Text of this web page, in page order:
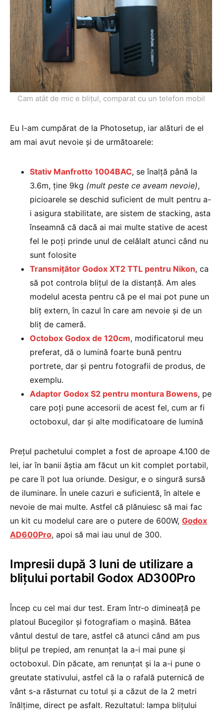
Cam atât de mic e blițul, comparat cu un telefon mobil
Eu l-am cumpărat de la Photosetup, iar alături de el
am mai avut nevoie și de următoarele:
Stativ Manfrotto 1004BAC, se înalță până la
3.6m, ține 9kg (mult peste ce aveam nevoie),
picioarele se deschid suficient de mult pentru a-
i asigura stabilitate, are sistem de stacking, asta
înseamnă că dacă ai mai multe stative de acest
fel le poți prinde unul de celălalt atunci când nu
sunt folosite
Transmițător Godox XT2 TTL pentru Nikon, ca
să pot controla blițul de la distanță. Am ales
modelul acesta pentru că pe el mai pot pune un
bliț extern, în cazul în care am nevoie și de un
bliț de cameră.
Octobox Godox de 120cm, modificatorul meu
preferat, dă o lumină foarte bună pentru
portrete, dar și pentru fotografii de produs, de
exemplu.
Adaptor Godox S2 pentru montura Bowens, pe
care poți pune accesorii de acest fel, cum ar fi
octoboxul, dar și alte modificatoare de lumină
Prețul pachetului complet a fost de aproape 4.100 de
lei, iar în banii ăștia am făcut un kit complet portabil,
pe care îl pot lua oriunde. Desigur, e o singură sursă
de iluminare. În unele cazuri e suficientă, în altele e
nevoie de mai multe. Astfel că plănuiesc să mai fac
un kit cu modelul care are o putere de 600W, Godox
AD600Pro, apoi să mai iau unul de 300.
Impresii după 3 luni de utilizare a
blițului portabil Godox AD300Pro
Încep cu cel mai dur test. Eram într-o dimineață pe
platoul Bucegilor și fotografiam o mașină. Bătea
vântul destul de tare, astfel că atunci când am pus
blițul pe trepied, am renunțat la a-i mai pune și
octoboxul. Din păcate, am renunțat și la a-i pune o
greutate stativului, astfel că la o rafală puternică de
vânt s-a răsturnat cu totul și a căzut de la 2 metri
înălțime, direct pe asfalt. Rezultatul: lampa blițului